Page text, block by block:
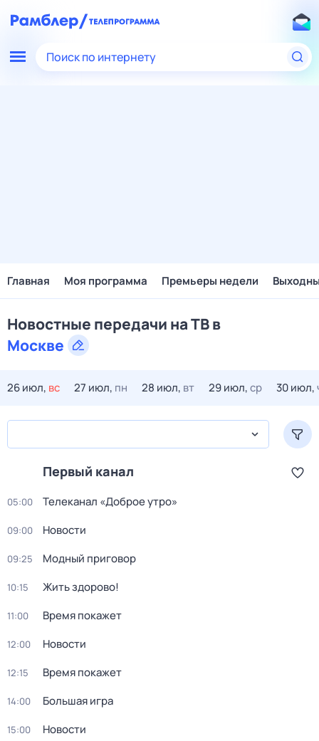
Поиск по интернету
Главная Моя программа Премьеры недели
Новостные передачи на ТВ в
Москве
26 июл, вс 27 июл, пн 28 июл, вт 29 июл,ср 30 июл,
Первый канал
05:00 Телеканал «Доброе утро»
09:00 Новости
09:25 Модный приговор
10:15 Жить здорово!
11:00 Время покажет
12:00 Новости
12:15 Время покажет
14:00 Большая игра
15:00 Новости